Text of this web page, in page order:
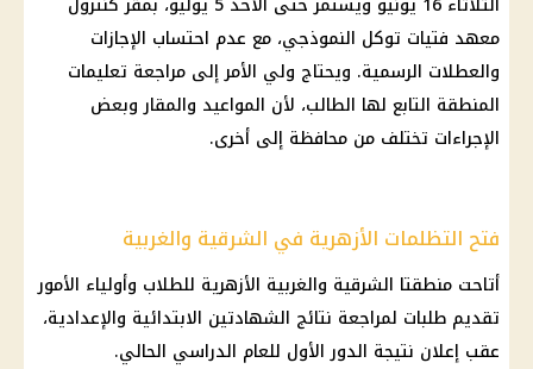
معهد فتيات توكل النموذجي، مع عدم احتساب الإجازات
والعطلات الرسمية. ويحتاج ولي الأمر إلى مراجعة تعليمات
المنطقة التابع لها الطالب، لأن المواعيد والمقار وبعض
الإجراءات تختلف من محافظة إلى أخرى.
فتح التظلمات الأزهرية في الشرقية والغربية
أتاحت منطقتا الشرقية والغربية الأزهرية للطلاب وأولياء الأمور
تقديم طلبات لمراجعة نتائج الشهادتين الابتدائية والإعدادية،
عقب إعلان نتيجة الدور الأول للعام الدراسي الحالي.